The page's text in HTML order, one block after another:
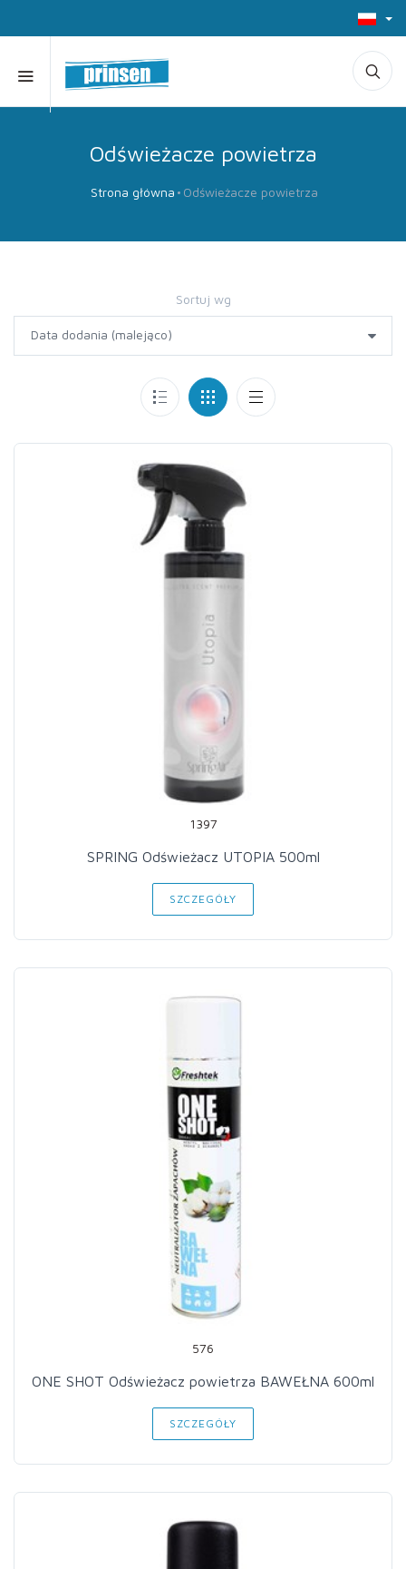
Odświeżacze powietrza
Strona główna Odświeżacze powietrza
Sortuj wg
1397
SPRING Odświeżacz UTOPIA 500ml
SZCZEGÓŁY
576
ONE SHOT Odświeżacz powietrza BAWEŁNA 600ml
SZCZEGÓŁY